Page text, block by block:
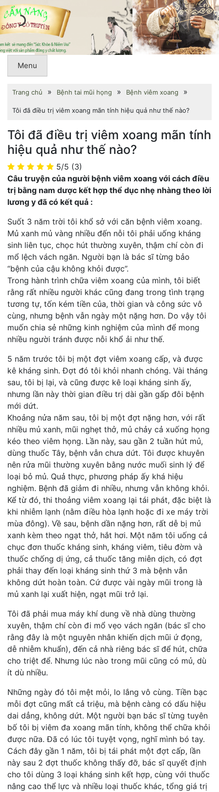
Menu
Trang chủ » Bệnh tai mũi họng » Bệnh viêm xoang »
Tôi đã điều trị viêm xoang mãn tính hiệu quả như thế nào?
Tôi đã điều trị viêm xoang mãn tính
hiệu quả như thế nào?
5/5 (3)
Câu truyện của người bệnh viêm xoang với cách điều
trị bằng nam dược kết hợp thể dục nhẹ nhàng theo lời
lương y đã có kết quả :
Suốt 3 năm trời tôi khổ sở với căn bệnh viêm xoang.
Mủ xanh mủ vàng nhiều đến nỗi tôi phải uống kháng
sinh liên tục, chọc hút thường xuyên, thậm chí còn đi
mổ lệch vách ngăn. Người bạn là bác sĩ từng bảo
“bệnh của cậu không khỏi được”.
Trong hành trình chữa viêm xoang của mình, tôi biết
rằng rất nhiều người khác cũng đang trong tình trạng
tương tự, tốn kém tiền của, thời gian và công sức vô
cùng, nhưng bệnh vẫn ngày một nặng hơn. Do vậy tôi
muốn chia sẻ những kinh nghiệm của mình để mong
nhiều người tránh được nỗi khổ ải như thế.
5 năm trước tôi bị một đợt viêm xoang cấp, và được
kê kháng sinh. Đợt đó tôi khỏi nhanh chóng. Vài tháng
sau, tôi bị lại, và cũng được kê loại kháng sinh ấy,
nhưng lần này thời gian điều trị dài gần gấp đôi bệnh
mới dứt.
Khoảng nửa năm sau, tôi bị một đợt nặng hơn, với rất
nhiều mủ xanh, mũi nghẹt thở, mủ chảy cả xuống họng
kéo theo viêm họng. Lần này, sau gần 2 tuần hút mủ,
dùng thuốc Tây, bệnh vẫn chưa dứt. Tôi được khuyên
nên rửa mũi thường xuyên bằng nước muối sinh lý để
loại bỏ mủ. Quả thực, phương pháp ấy khá hiệu
nghiệm. Bệnh đã giảm đi nhiều, nhưng vẫn không khỏi.
Kể từ đó, thi thoảng viêm xoang lại tái phát, đặc biệt là
khi nhiễm lạnh (nằm điều hòa lạnh hoặc đi xe máy trời
mùa đông). Về sau, bệnh dần nặng hơn, rất dễ bị mủ
xanh kèm theo ngạt thở, hắt hơi. Một năm tôi uống cả
chục đơn thuốc kháng sinh, kháng viêm, tiêu đờm và
thuốc chống dị ứng, cả thuốc tăng miễn dịch, có đợt
phải thay đến loại kháng sinh thứ 3 mà bệnh vẫn
không dứt hoàn toàn. Cứ được vài ngày mũi trong là
mủ xanh lại xuất hiện, ngạt mũi trở lại.
Tôi đã phải mua máy khí dung về nhà dùng thường
xuyên, thậm chí còn đi mổ vẹo vách ngăn (bác sĩ cho
rằng đây là một nguyên nhân khiến dịch mũi ứ đọng,
dễ nhiễm khuẩn), đến cả nhà riêng bác sĩ để hút, chữa
cho triệt để. Nhưng lúc nào trong mũi cũng có mủ, dù
ít dù nhiều.
Những ngày đó tôi mệt mỏi, lo lắng vô cùng. Tiền bạc
mỗi đợt cũng mất cả triệu, mà bệnh càng có dấu hiệu
dai dẳng, không dứt. Một người bạn bác sĩ từng tuyên
bố tôi bị viêm đa xoang mãn tính, không thể chữa khỏi
được nữa. Đã có lúc tôi tuyệt vọng, nghĩ mình bó tay.
Cách đây gần 1 năm, tôi bị tái phát một đợt cấp, lần
này sau 2 đợt thuốc không thấy đỡ, bác sĩ quyết định
cho tôi dùng 3 loại kháng sinh kết hợp, cùng với thuốc
nâng cao thể lực và nhiều loại thuốc khác, tổng giá trị